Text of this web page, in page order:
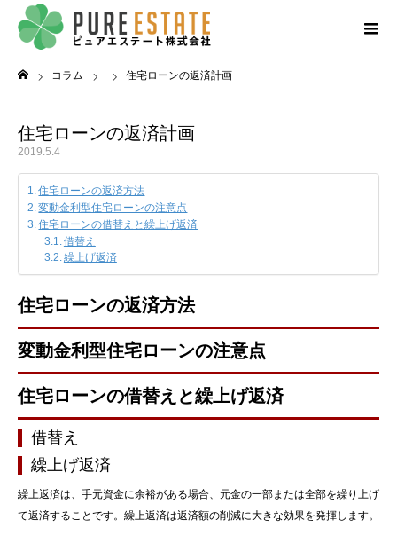
コラム 住宅ローンの返済計画
住宅ローンの返済計画
2019.5.4
住宅ローンの返済方法
変動金利型住宅ローンの注意点
住宅ローンの借替えと繰上げ返済
借替え
繰上げ返済
住宅ローンの返済方法
変動金利型住宅ローンの注意点
住宅ローンの借替えと繰上げ返済
借替え
繰上げ返済
繰上返済は、手元資金に余裕がある場合、元金の一部または全部を繰り上げ
て返済することです。繰上返済は返済額の削減に大きな効果を発揮します。